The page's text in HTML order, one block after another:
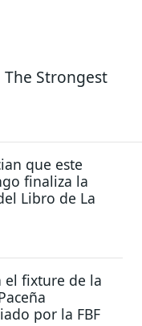
Strongest
que este
finaliza la
Libro de La
el fixture de la
por la FBF